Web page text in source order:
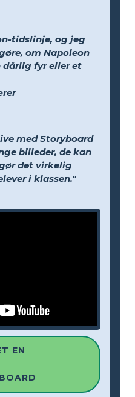
tidslinje, og jeg
om Napoleon
dårlig fyr eller et
med Storyboard
billeder, de kan
det virkelig
i klassen."
EN